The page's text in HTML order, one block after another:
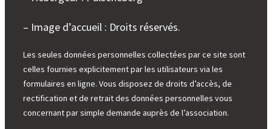
– Image d’accueil : Droits réservés.
Les seules données personnelles collectées par ce site sont
celles fournies explicitement par les utilisateurs via les
formulaires en ligne. Vous disposez de droits d’accès, de
rectification et de retrait des données personnelles vous
concernant par simple demande auprès de l’association.